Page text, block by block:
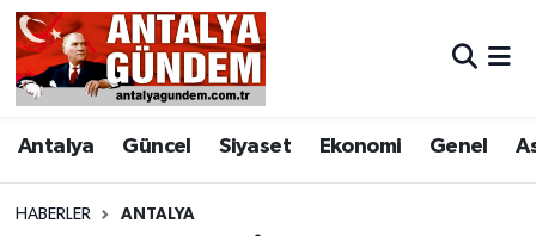
Antalya Güncel Siyaset Ekonomi Genel
HABERLER ANTALYA
Antalya
Asayiş
Bilim & Teknoloji
Antalya Nöbetçi Eczaneler
Antalya Hava Durumu
Antalya Namaz Vakitleri